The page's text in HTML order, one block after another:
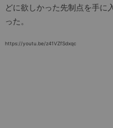
どに欲しかった先制点を手に
った。
https://youtu.be/z41VZfSdxqc